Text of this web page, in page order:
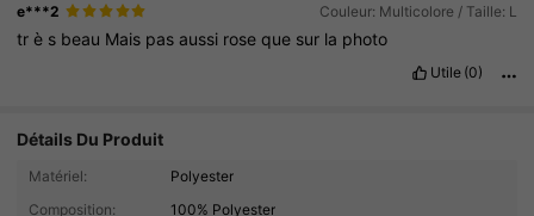
e***2 Couleur: Multicolore / Taille: L
trè s beau Mais pas aussi roseque sur la photo
Utile (0)
Détails Du Produit
Matériel:
Polyester
Composition:
100% Polyester
5.2K Suiveurs